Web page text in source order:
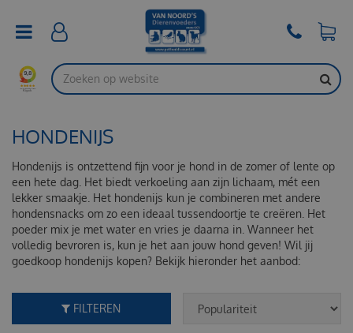
HONDENIJS
Hondenijs is ontzettend fijn voor je hond in de zomer of lente op
een hete dag. Het biedt verkoeling aan zijn lichaam, mét een
lekker smaakje. Het hondenijs kun je combineren met andere
hondensnacks om zo een ideaal tussendoortje te creëren. Het
poeder mix je met water en vries je daarna in. Wanneer het
volledig bevroren is, kun je het aan jouw hond geven! Wil jij
goedkoop hondenijs kopen? Bekijk hieronder het aanbod:
FILTEREN